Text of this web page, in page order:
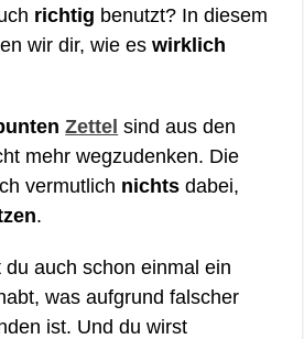
richtig benutzt? In diesem
wir dir, wie eswirklich
Zettel sind aus den
mehr wegzudenken. Die
vermutlich nichts dabei,
.
auch schon einmal ein
was aufgrund falscher
ist. Und du wirst